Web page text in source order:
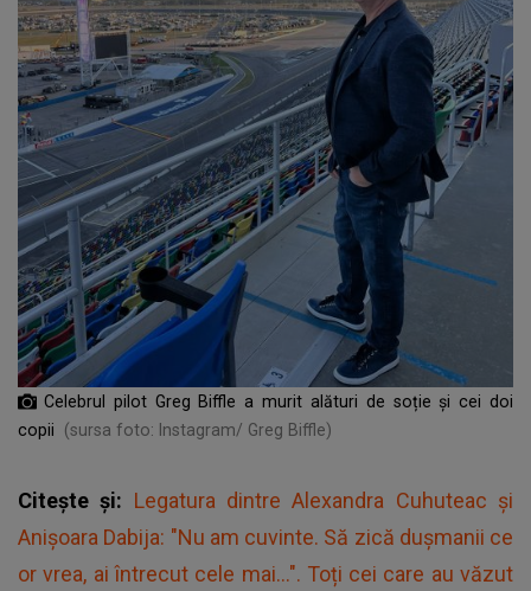
Celebrul pilot Greg Biffle a murit alături de soție și cei doi
copii
(sursa foto: Instagram/ Greg Biffle)
Citește și: Legatura dintre Alexandra Cuhuteac și
Anișoara Dabija: "Nu am cuvinte. Să zică dușmanii ce
or vrea, ai întrecut cele mai...". Toți cei care au văzut